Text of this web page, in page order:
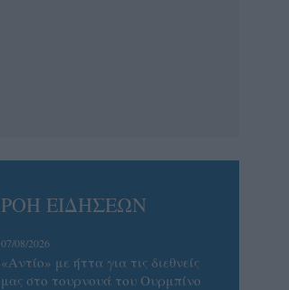
ΡΟΗ ΕΙΔΗΣΕΩΝ
07/08/2026
«Αντίο» με ήττα για τις διεθνείς
μας στο τουρνουά του Ουρμπίνο